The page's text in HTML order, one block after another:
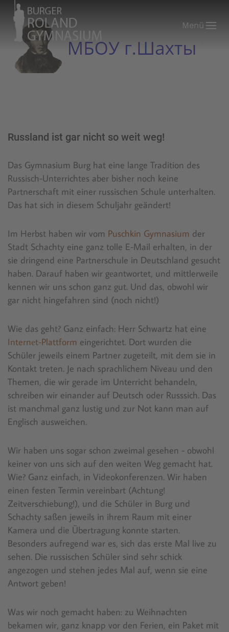
Menü
Russland ist gar nicht so weit weg!
Das Gymnasium Burg hat eine lange Tradition des
Russisch-Unterrichtes aber bisher noch keine
Partnerschaft mit einer russischen Schule unterhalten.
Das hat sich in diesem Schuljahr geändert!
Im Herbst haben wir vom Puschkin Gymnasium der
Stadt Schachty eine ganz tolle E-Mail erhalten, in der
sie dringend eine Partnerschule in Deutschland gesucht
haben. Darauf haben wir gеantwortet, und mittlerweile
kennen wir uns schon ganz gut. Und das, obwohl wir
gar nicht hingefahren sind (noch nicht!)
Wie das geht? Ganz einfach: Herr Schwartz hat eine
Internеt-Plattform eingerichtet. Dort wurden die
Schüler jeweils einem Partner zugeteilt, mit dem sie in
Kontakt treten. Je nach sprachlichem Niveau und den
Themen, die wir gerade im Unterricht behandeln,
schreiben wir einander auf Deutsch oder Russsich. Das
ist manchmal ganz lustig und zur Not kann man auf
Englisch ausweichen.
Wir haben uns sogar schon zweimal gesehen - obwohl
keiner von uns sich auf den weiten Weg gemacht hat.
Wie? Ganz einfach, in Videokonferenzen. Wir haben
einen festen Termin vereinbart (Achtung!
Zeitverschiebung!), und die Schüler in Burg und
Schachty saßen jeweils in ihrem Raum mit einer
Kamera und die Übertragung konnte starten.
Besonders aufregend war es, sich das erste Mal live zu
sehen. Die russischen Schüler sind sehr schick
angezogen und stehen jedes Mal auf, wenn sie eine
Antwort geben!
Was wir noch gemacht haben: zu Weihnachten
bekamen wir, ganz knapp vor den Ferien, ein Paket mit